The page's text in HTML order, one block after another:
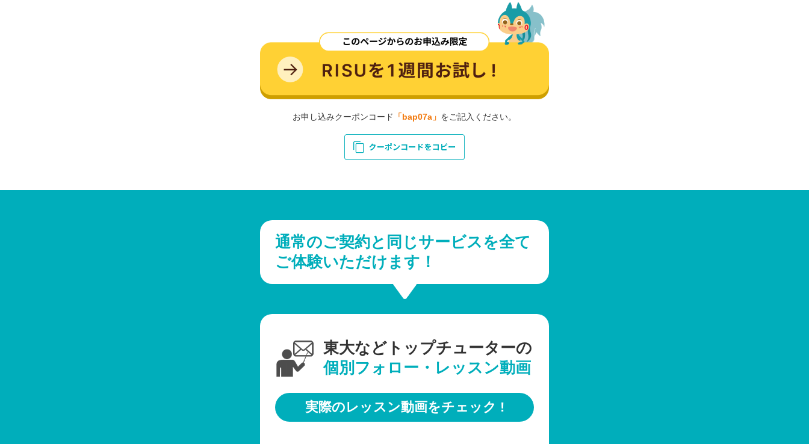
お申し込みクーポンコード 「bap07a」 をご記入ください。
通常のご契約と同じサービスを全て
ご体験いただけます！
東大などトップチューターの
個別フォロー・レッスン動画
実際のレッスン動画をチェック !